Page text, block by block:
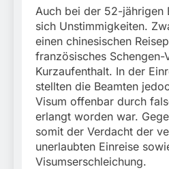
Auch bei der 52-jährigen
sich Unstimmigkeiten.
einen chinesischen
französisches Schengen-
Kurzaufenthalt. In der
stellten die Beamten
Visum offenbar durch
erlangt worden war.
somit der Verdacht der
unerlaubten Einreise
Visumserschleichung.